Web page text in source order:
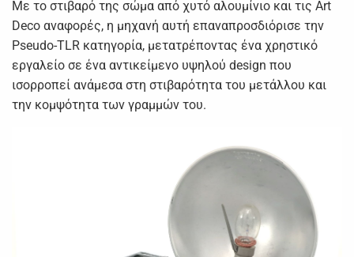
Με το στιβαρό της σώμα από χυτό αλουμίνιο και τις Art
Deco αναφορές, η μηχανή αυτή επαναπροσδιόρισε την
Pseudo-TLR κατηγορία, μετατρέποντας ένα χρηστικό
εργαλείο σε ένα αντικείμενο υψηλού design που
ισορροπεί ανάμεσα στη στιβαρότητα του μετάλλου και
την κομψότητα των γραμμών του.